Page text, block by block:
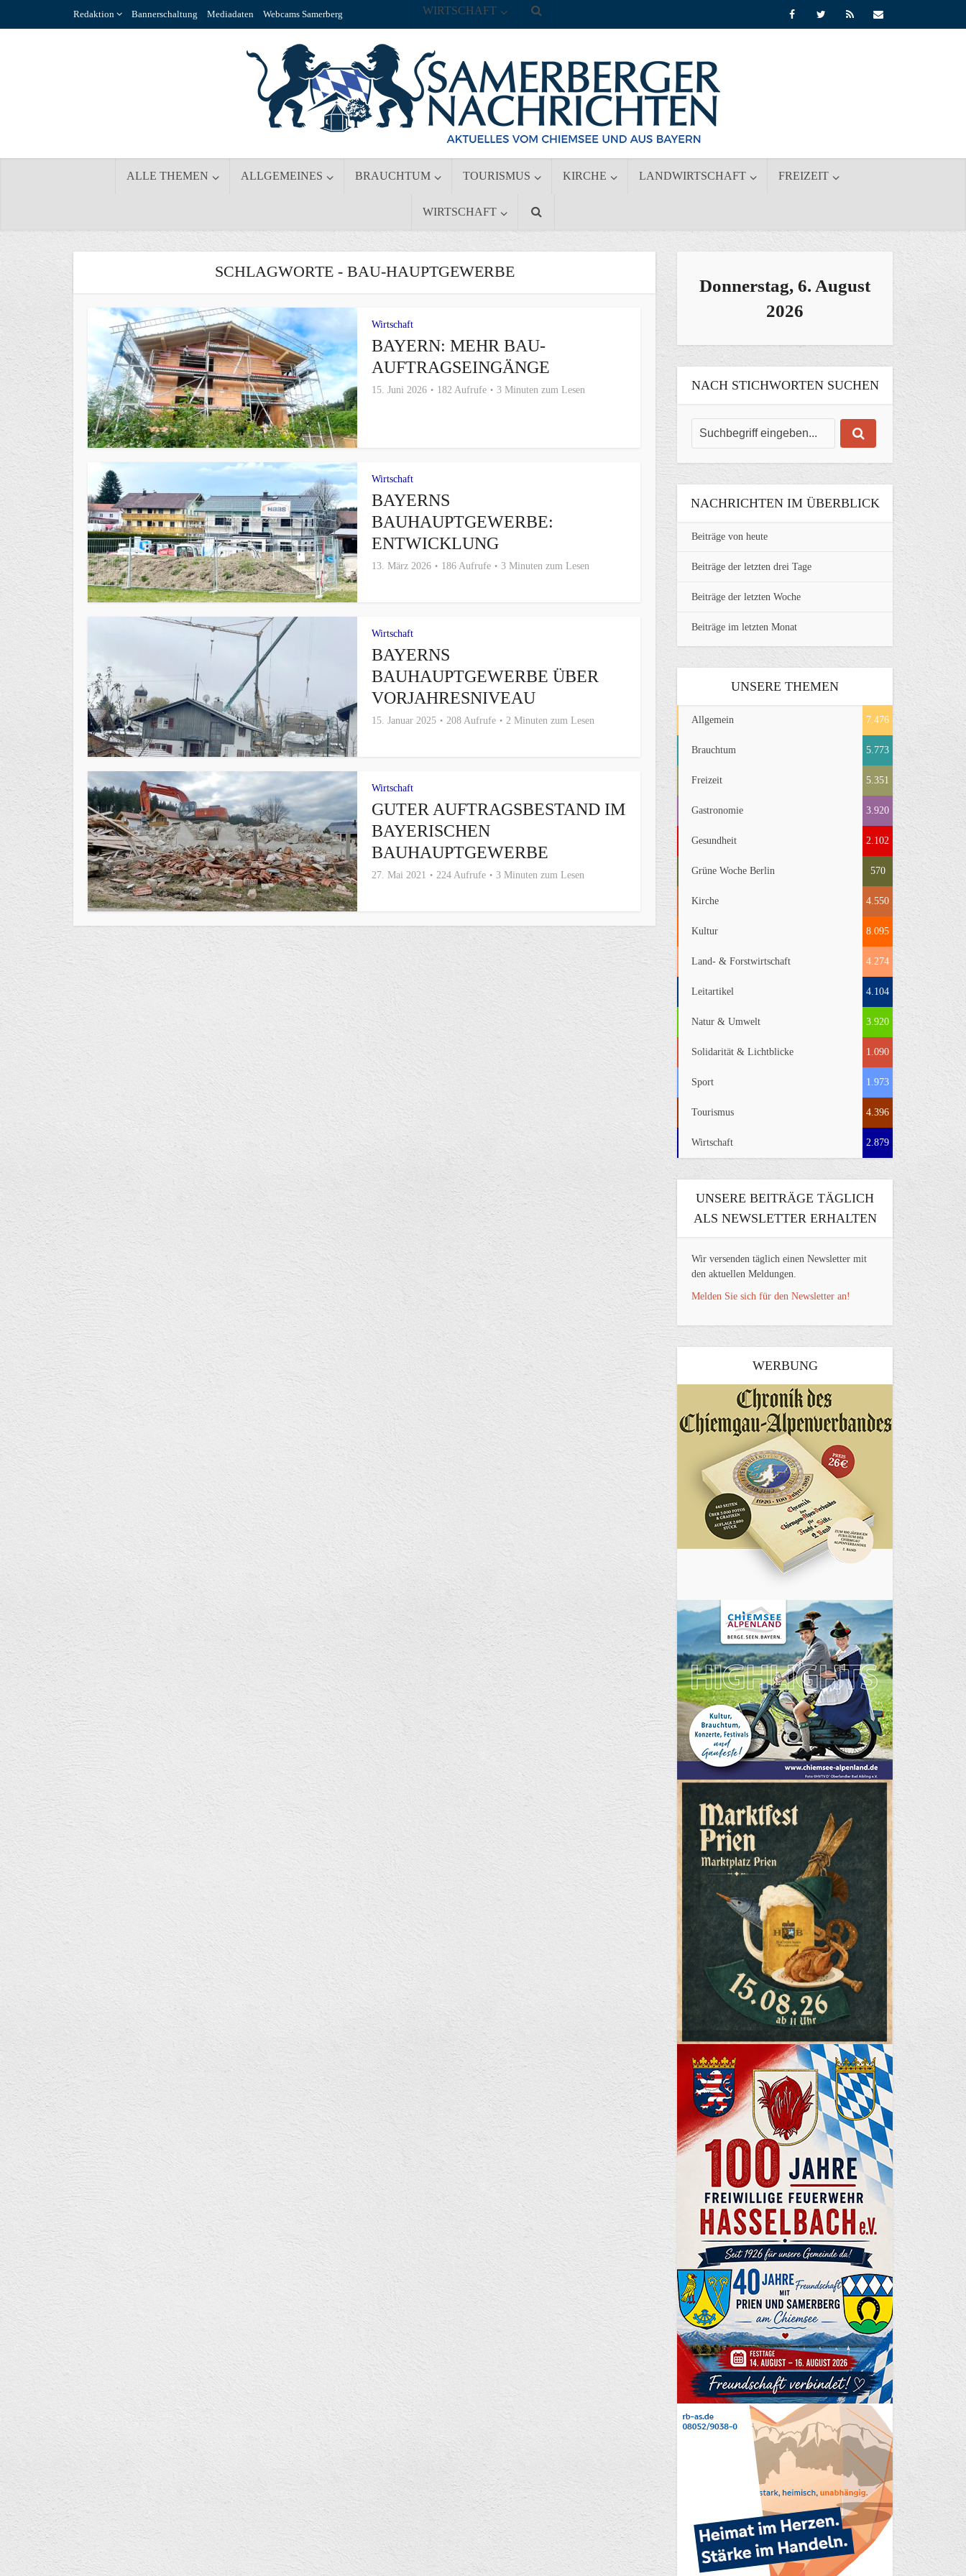
Redaktion Bannerschaltung Mediadaten Webcams Samerberg
ALLE THEMEN ALLGEMEINES BRAUCHTUM TOURISMUS KIRCHE LANDWIRTSCHAFT FREIZEIT
WIRTSCHAFT
WIRTSCHAFT
SCHLAGWORTE - BAU-HAUPTGEWERBE
Wirtschaft
BAYERN: MEHR BAU-
AUFTRAGSEINGÄNGE
15. Juni 2026 182 Aufrufe 3 Minuten zum Lesen
Wirtschaft
BAYERNS
BAUHAUPTGEWERBE:
ENTWICKLUNG
13. März 2026 186 Aufrufe 3 Minuten zum Lesen
Wirtschaft
BAYERNS
BAUHAUPTGEWERBE ÜBER
VORJAHRESNIVEAU
15. Januar 2025 208 Aufrufe 2 Minuten zum Lesen
Wirtschaft
GUTER AUFTRAGSBESTAND IM
BAYERISCHEN
BAUHAUPTGEWERBE
27. Mai 2021 224 Aufrufe 3 Minuten zum Lesen
Donnerstag, 6. August
2026
NACH STICHWORTEN SUCHEN
NACHRICHTEN IM ÜBERBLICK
Beiträge von heute
Beiträge der letzten drei Tage
Beiträge der letzten Woche
Beiträge im letzten Monat
UNSERE THEMEN
Allgemein 7.476
Brauchtum 5.773
Freizeit 5.351
Gastronomie 3.920
Gesundheit 2.102
Grüne Woche Berlin 570
Kirche 4.550
Kultur 8.095
Land- & Forstwirtschaft 4.274
Leitartikel 4.104
Natur & Umwelt 3.920
Solidarität & Lichtblicke 1.090
Sport 1.973
Tourismus 4.396
Wirtschaft 2.879
UNSERE BEITRÄGE TÄGLICH
ALS NEWSLETTER ERHALTEN
Wir versenden täglich einen Newsletter mit
den aktuellen Meldungen.
Melden Sie sich für den Newsletter an!
WERBUNG